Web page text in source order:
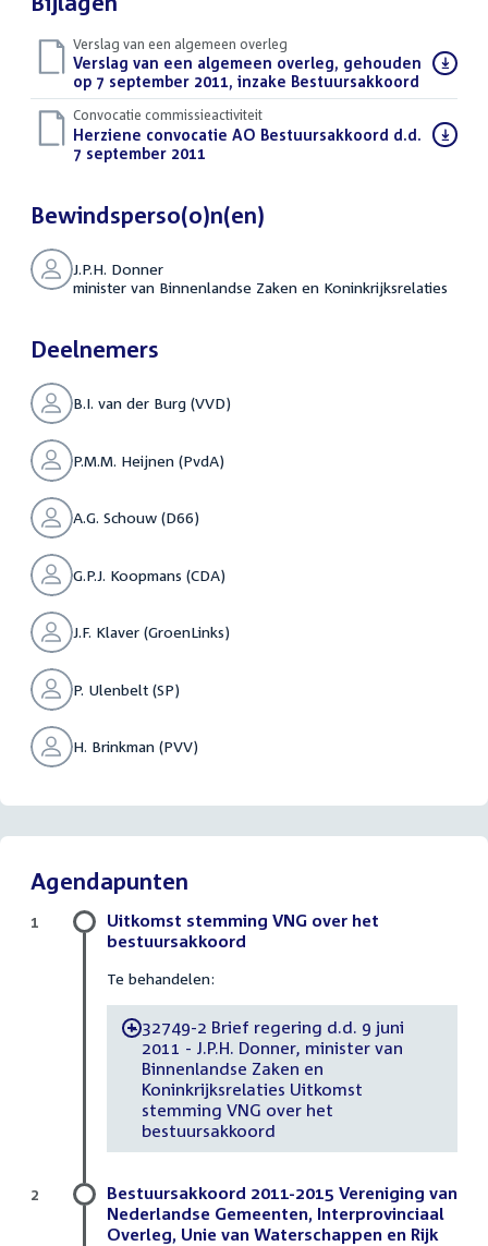
Verslag van een algemeen overleg
Download
bestand:
Verslag van een algemeen overleg, gehouden
op 7 september 2011, inzake Bestuursakkoord (PDF)
Convocatie commissieactiviteit
Download
bestand:
Herziene convocatie AO Bestuursakkoord d.d.
7 september 2011
Bewindsperso(o)n(en)
J.P.H. Donner
minister van Binnenlandse Zaken en Koninkrijksrelaties
Deelnemers
B.I. van der Burg (VVD)
P.M.M. Heijnen (PvdA)
A.G. Schouw (D66)
G.P.J. Koopmans (CDA)
J.F. Klaver (GroenLinks)
P. Ulenbelt (SP)
H. Brinkman (PVV)
Agendapunten
Uitkomst stemming VNG over het
bestuursakkoord
Te behandelen:
-32749-2 Brief regering d.d. 9 juni
2011 - J.P.H. Donner, minister van
Binnenlandse Zaken en
Koninkrijksrelaties Uitkomst
stemming VNG over het
bestuursakkoord
1
Bestuursakkoord 2011-2015 Vereniging van
Nederlandse Gemeenten, Interprovinciaal
Overleg, Unie van Waterschappen en Rijk
2